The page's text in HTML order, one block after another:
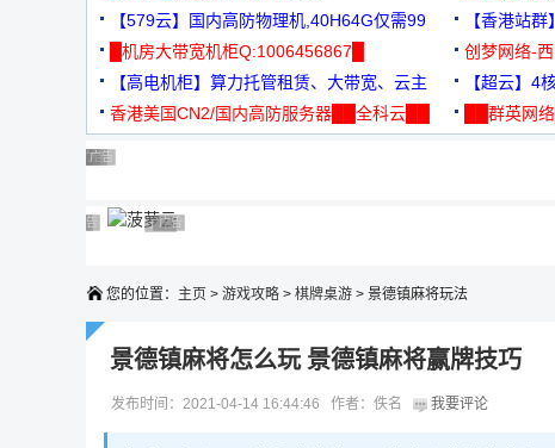
【579云】国内高防物理机,40H64G仅需99
元
【香港站
█机房大带宽机柜Q:1006456867█
创梦网络-
88元/月
【高电机柜】算力托管租赁、大带宽、云主
机
【超云】4
香港美国CN2/国内高防服务器██全科云██
██群英网
广告 商业广告，理性选择
广告 商业广告，理性选择
广告 商业广告，理性选择
广告 商业广告，理性选择
广告 商业广告，理性选择
广告 商业广告，理性选择
广告 商业广告，理性选择
广告 商业广告，理性选择广告 商业广告，理性选择
广告 商业广告，理性选择
您的位置： 主页 > 游戏攻略 > 棋牌桌游 > 景德镇麻将玩法
景德镇麻将怎么玩 景德镇麻将赢牌技巧
发布时间：2021-04-14 16:44:46 作者：佚名 我要评论